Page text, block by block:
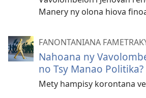
Manery ny olona hiova
FANONTANIANA
Nahoana ny
no Tsy Manao Politika?
Mety hampisy korontana